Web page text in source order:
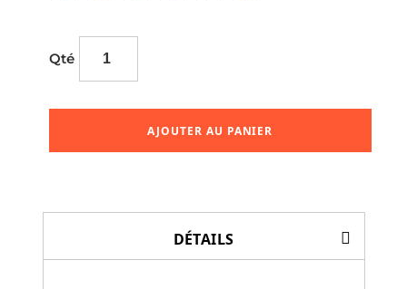
Qté
AJOUTER AU PANIER
DÉTAILS